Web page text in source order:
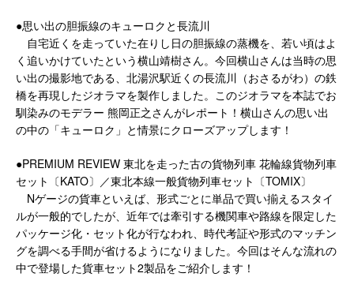
●思い出の胆振線のキューロクと長流川
自宅近くを走っていた在りし日の胆振線の蒸機を、若い頃はよ
く追いかけていたという横山靖樹さん。今回横山さんは当時の思
い出の撮影地である、北湯沢駅近くの長流川（おさるがわ）の鉄
橋を再現したジオラマを製作しました。このジオラマを本誌でお
馴染みのモデラー 熊岡正之さんがレポート！横山さんの思い出
の中の「キューロク」と情景にクローズアップします！
●PREMIUM REVIEW 東北を走った古の貨物列車 花輪線貨物列車
セット〔KATO〕／東北本線一般貨物列車セット〔TOMIX〕
Nゲージの貨車といえば、形式ごとに単品で買い揃えるスタイ
ルが一般的でしたが、近年では牽引する機関車や路線を限定した
パッケージ化・セット化が行なわれ、時代考証や形式のマッチン
グを調べる手間が省けるようになりました。今回はそんな流れの
中で登場した貨車セット2製品をご紹介します！